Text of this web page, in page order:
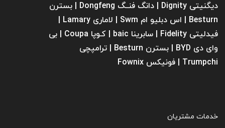
دیگنیتی Dignity | دانگ فنــگ Dongfeng | بسترن
فیدلیتی Fidelity | سابرینا ‌baic | کـوپا Coupa | بی
وای دی BYD | بسترن Besturn | ترامپچی
Trumpchi | فونیکس Fownix
خدمات مشتریان